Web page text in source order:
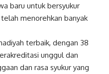
baru untuk bersyukur
menorehkan banyak
terbaik, dengan 38
unggul dan
dan rasa syukur yang